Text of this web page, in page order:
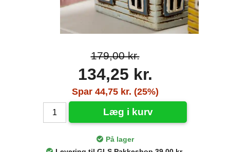
179,00 kr.
134,25 kr.
Spar 44,75 kr. (25%)
Læg i kurv
På lager